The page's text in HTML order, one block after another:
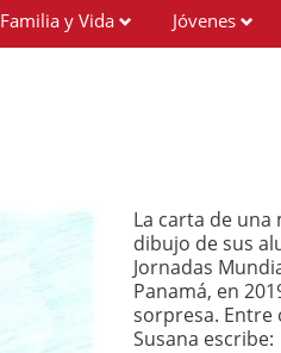
Familia y Vida Jóvenes
La carta de una
dibujo de sus
Jornadas
Panamá, en
sorpresa. Entre
Susana escribe: